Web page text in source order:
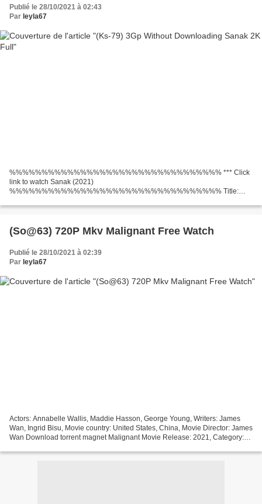
Publié le 28/10/2021 à 02:43
Par leyla67
%%%%%%%%%%%%%%%%%%%%%%%%%%%%%%%%% *** Click
link to watch Sanak (2021)
%%%%%%%%%%%%%%%%%%%%%%%%%%%%%%%%% Title:
Director: Kanishk Varma Movie actors: Vidyut Jammwal, Rukmini Maitra,...
(So@63) 720P Mkv Malignant Free Watch
Publié le 28/10/2021 à 02:39
Par leyla67
Actors: Annabelle Wallis, Maddie Hasson, George Young, Writers: James
Wan, Ingrid Bisu, Movie country: United States, China, Movie Director: James
Wan Download torrent magnet Malignant Movie Release: 2021, Category: